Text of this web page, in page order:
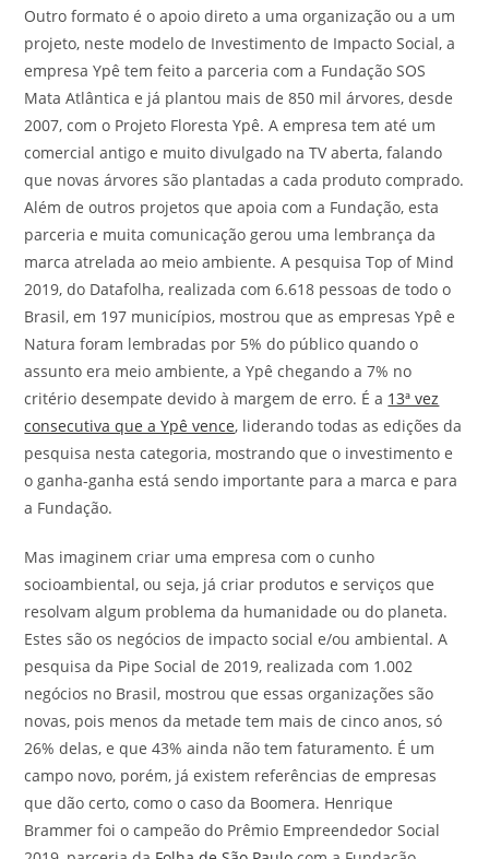
Outro formato é o apoio direto a uma organização ou a um
projeto, neste modelo de Investimento de Impacto Social, a
empresa Ypê tem feito a parceria com a Fundação SOS
Mata Atlântica e já plantou mais de 850 mil árvores, desde
2007, com o Projeto Floresta Ypê. A empresa tem até um
comercial antigo e muito divulgado na TV aberta, falando
que novas árvores são plantadas a cada produto comprado.
Além de outros projetos que apoia com a Fundação, esta
parceria e muita comunicação gerou uma lembrança da
marca atrelada ao meio ambiente. A pesquisa Top of Mind
2019, do Datafolha, realizada com 6.618 pessoas de todo o
Brasil, em 197 municípios, mostrou que as empresas Ypê e
Natura foram lembradas por 5% do público quando o
assunto era meio ambiente, a Ypê chegando a 7% no
critério desempate devido à margem de erro. É a 13ª vez
consecutiva que a Ypê vence, liderando todas as edições da
pesquisa nesta categoria, mostrando que o investimento e
o ganha-ganha está sendo importante para a marca e para
a Fundação.
Mas imaginem criar uma empresa com o cunho
socioambiental, ou seja, já criar produtos e serviços que
resolvam algum problema da humanidade ou do planeta.
Estes são os negócios de impacto social e/ou ambiental. A
pesquisa da Pipe Social de 2019, realizada com 1.002
negócios no Brasil, mostrou que essas organizações são
novas, pois menos da metade tem mais de cinco anos, só
26% delas, e que 43% ainda não tem faturamento. É um
campo novo, porém, já existem referências de empresas
que dão certo, como o caso da Boomera. Henrique
Brammer foi o campeão do Prêmio Empreendedor Social